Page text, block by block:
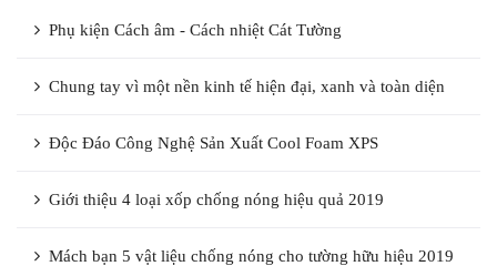
Phụ kiện Cách âm - Cách nhiệt Cát Tường
Chung tay vì một nền kinh tế hiện đại, xanh và toàn diện
Độc Đáo Công Nghệ Sản Xuất Cool Foam XPS
Giới thiệu 4 loại xốp chống nóng hiệu quả 2019
Mách bạn 5 vật liệu chống nóng cho tường hữu hiệu 2019